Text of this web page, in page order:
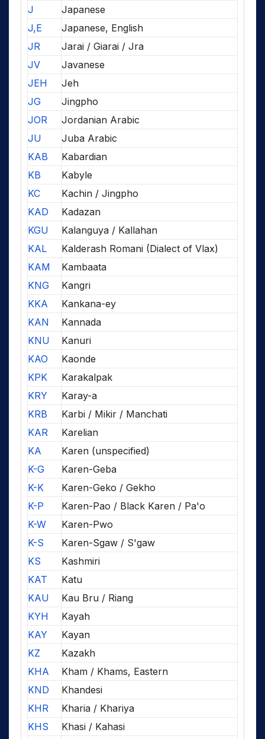
J
Japanese
J,E
Japanese, English
JR
Jarai / Giarai / Jra
JV
Javanese
JEH
Jeh
JG
Jingpho
JOR
Jordanian Arabic
JU
Juba Arabic
KAB
Kabardian
KB
Kabyle
KC
Kachin / Jingpho
KAD
Kadazan
KGU
Kalanguya / Kallahan
KAL
Kalderash Romani (Dialect of Vlax)
KAM
Kambaata
KNG
Kangri
KKA
Kankana-ey
KAN
Kannada
KNU
Kanuri
KAO
Kaonde
KPK
Karakalpak
KRY
Karay-a
KRB
Karbi / Mikir / Manchati
KAR
Karelian
KA
Karen (unspecified)
K-G
Karen-Geba
K-K
Karen-Geko / Gekho
K-P
Karen-Pao / Black Karen / Pa'o
K-W
Karen-Pwo
K-S
Karen-Sgaw / S'gaw
KS
Kashmiri
KAT
Katu
KAU
Kau Bru / Riang
KYH
Kayah
KAY
Kayan
KZ
Kazakh
KHA
Kham / Khams, Eastern
KND
Khandesi
KHR
Kharia / Khariya
KHS
Khasi / Kahasi